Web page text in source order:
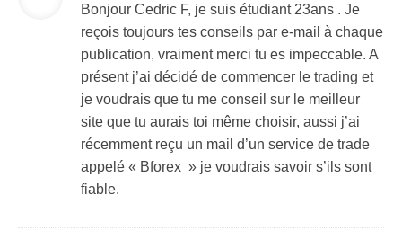
Bonjour Cedric F, je suis étudiant 23ans . Je
reçois toujours tes conseils par e-mail à chaque
publication, vraiment merci tu es impeccable. A
présent j’ai décidé de commencer le trading et
je voudrais que tu me conseil sur ‎le meilleur
site que tu aurais toi même choisir, aussi j’ai
récemment reçu un mail d’un service de trade
appelé « Bforex » je voudrais savoir s’ils sont
fiable.